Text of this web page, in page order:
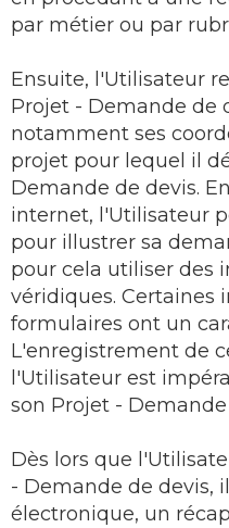
par métier ou par
Ensuite, l'Utilisateur
Projet - Demande de
notamment ses
projet pour lequel il
Demande de devis.
internet, l'Utilisateur
pour illustrer sa
pour cela utiliser des
véridiques. Certaines
formulaires ont un
L'enregistrement de
l'Utilisateur est
son Projet - Demande
Dès lors que
- Demande de devis,
électronique, un